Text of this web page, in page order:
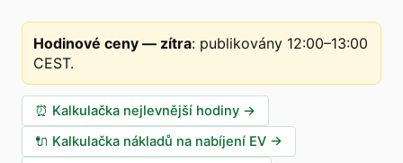
Hodinové ceny — zítra: publikovány 12:00–13:00
CEST.
⏰ Kalkulačka nejlevnější hodiny →
🔌 Kalkulačka nákladů na nabíjení EV →